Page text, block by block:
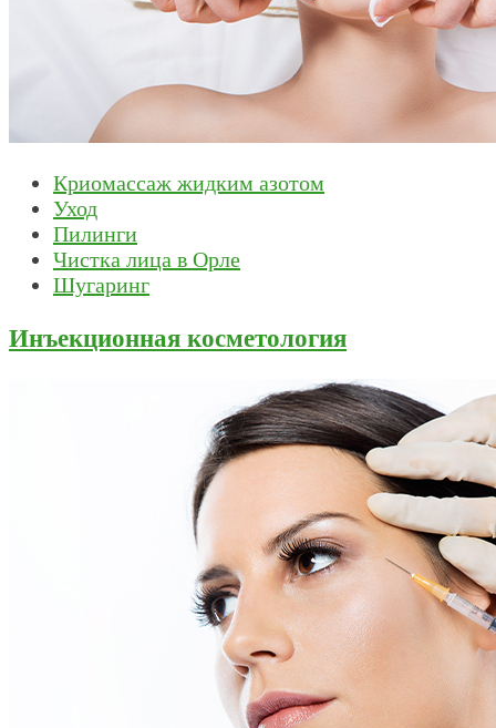
Криомассаж жидким азотом
Уход
Пилинги
Чистка лица в Орле
Шугаринг
Инъекционная косметология